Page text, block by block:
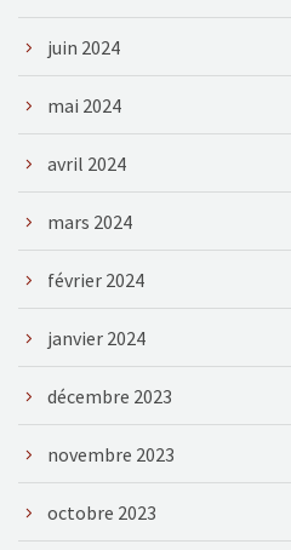
juin 2024
mai 2024
avril 2024
mars 2024
février 2024
janvier 2024
décembre 2023
novembre 2023
octobre 2023